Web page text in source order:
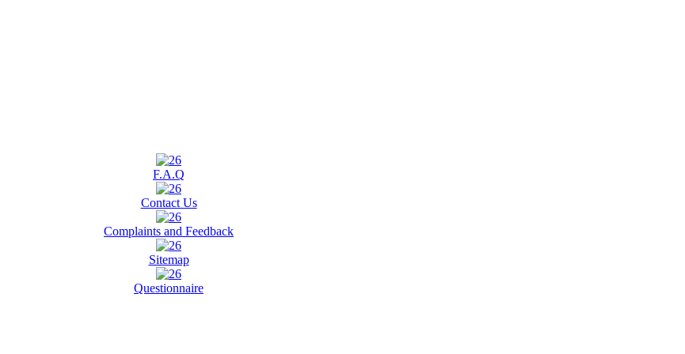
F.A.Q
Contact Us
Complaints and Feedback
Sitemap
Questionnaire